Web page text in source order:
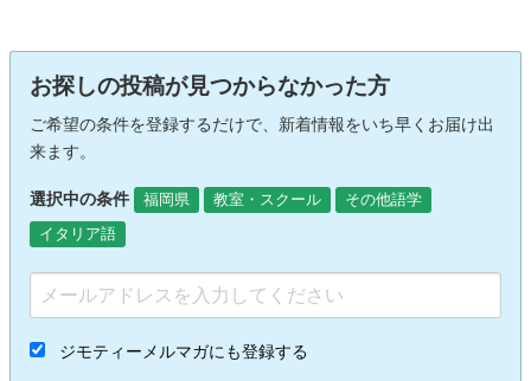
お探しの投稿が見つからなかった方
ご希望の条件を登録するだけで、新着情報をいち早くお届け出
来ます。
選択中の条件 福岡県 教室・スクール
その他語学
イタリア語
ジモティーメルマガにも登録する